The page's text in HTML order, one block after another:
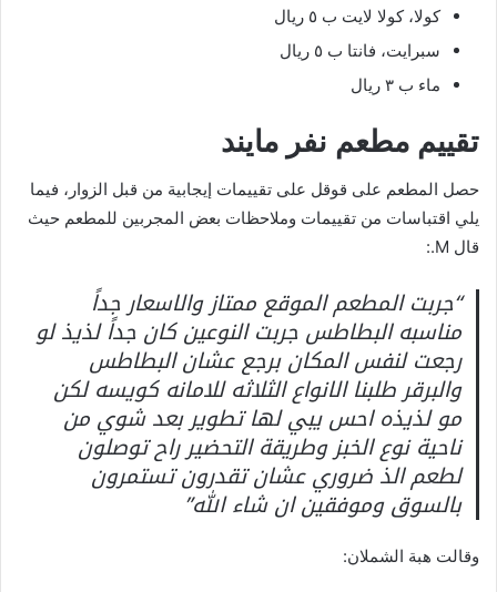
كولا، كولا لايت ب ٥ ريال
سبرايت، فانتا ب ٥ ريال
ماء ب ٣ ريال
تقييم مطعم نفر مايند
حصل المطعم على قوقل على تقييمات إيجابية من قبل الزوار، فيما
يلي اقتباسات من تقييمات وملاحظات بعض المجربين للمطعم حيث
قال M.:
“جربت المطعم الموقع ممتاز والاسعار جداً
مناسبه البطاطس جربت النوعين كان جداً لذيذ لو
رجعت لنفس المكان برجع عشان البطاطس
والبرقر طلبنا الانواع الثلاثه للامانه كويسه لكن
مو لذيذه احس يبي لها تطوير بعد شوي من
ناحية نوع الخبز وطريقة التحضير راح توصلون
لطعم الذ ضروري عشان تقدرون تستمرون
بالسوق وموفقين ان شاء الله”
وقالت هبة الشملان: